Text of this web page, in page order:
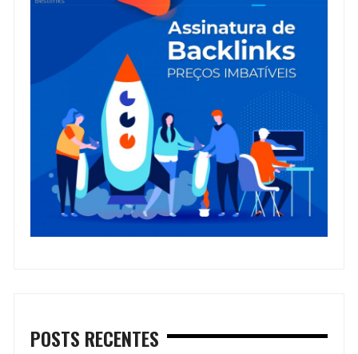
POSTS RECENTES